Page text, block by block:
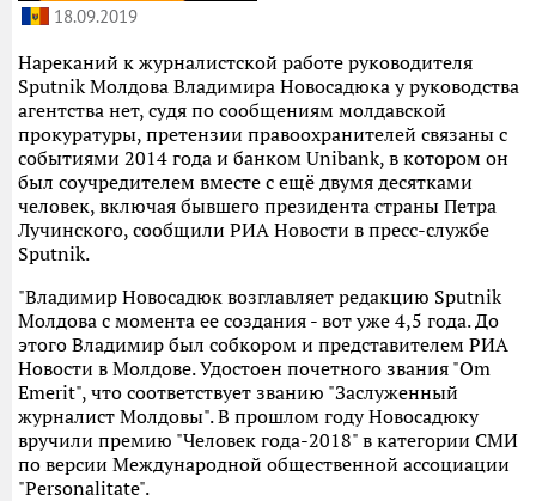
18.09.2019
Нареканий к журналистской работе руководителя
Sputnik Молдова Владимира Новосадюка у руководства
агентства нет, судя по сообщениям молдавской
прокуратуры, претензии правоохранителей связаны с
событиями 2014 года и банком Unibank, в котором он
был соучредителем вместе с ещё двумя десятками
человек, включая бывшего президента страны Петра
Лучинского, сообщили РИА Новости в пресс-службе
Sputnik.
"Владимир Новосадюк возглавляет редакцию Sputnik
Молдова с момента ее создания - вот уже 4,5 года. До
этого Владимир был собкором и представителем РИА
Новости в Молдове. Удостоен почетного звания "Om
Emerit", что соответствует званию "Заслуженный
журналист Молдовы". В прошлом году Новосадюку
вручили премию "Человек года-2018" в категории СМИ
по версии Международной общественной ассоциации
"Personalitate".